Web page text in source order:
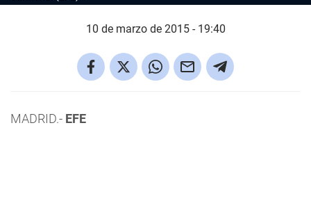
10 de marzo de 2015 - 19:40
MADRID.- EFE